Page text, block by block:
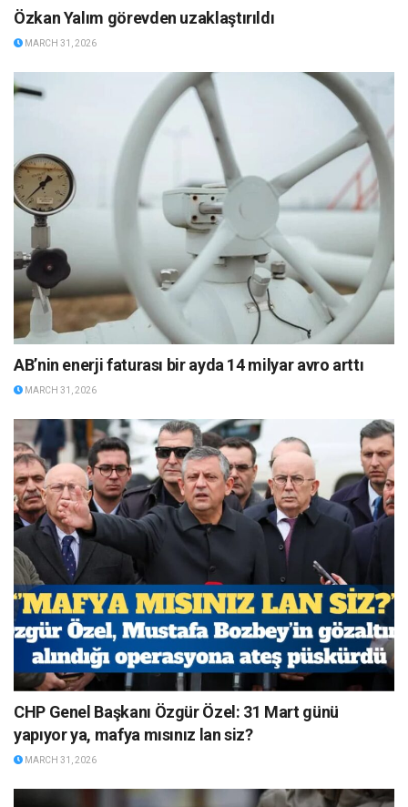
Özkan Yalım görevden uzaklaştırıldı
MARCH 31, 2026
AB’nin enerji faturası bir ayda 14 milyar avro arttı
MARCH 31, 2026
CHP Genel Başkanı Özgür Özel: 31 Mart günü
yapıyor ya, mafya mısınız lan siz?
MARCH 31, 2026